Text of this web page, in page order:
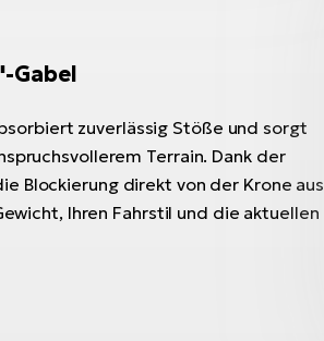
Gabel
zuverlässig Stöße und sorgt
Terrain. Dank der
Blockierung direkt von der Krone aus
Ihren Fahrstil und die aktuellen